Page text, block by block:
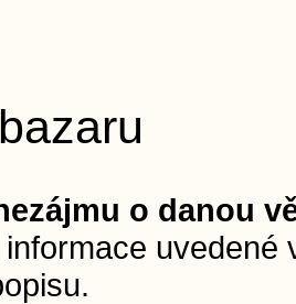
o danou